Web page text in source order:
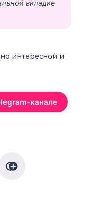
вкладке
интересной и
канале